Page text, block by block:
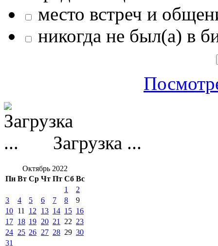
место встреч и
никогда не был(а) в
Загрузка ...
Октябрь 2022
Пн Вт Ср Чт Пт Сб Вс
1
2
3
4 5 6 7 8
9
10 11 12 13 14 15 16
17 18 19 20 21 22 23
24 25 26 27 28 29 30
31